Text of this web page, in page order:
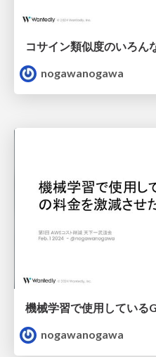
コサイン類似度のいろん
nogawanogawa
機械学習で使用している
nogawanogawa